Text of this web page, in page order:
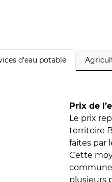
d'eau potable
Prix de
Le prix
territoire
faites par
Cette
plusieurs